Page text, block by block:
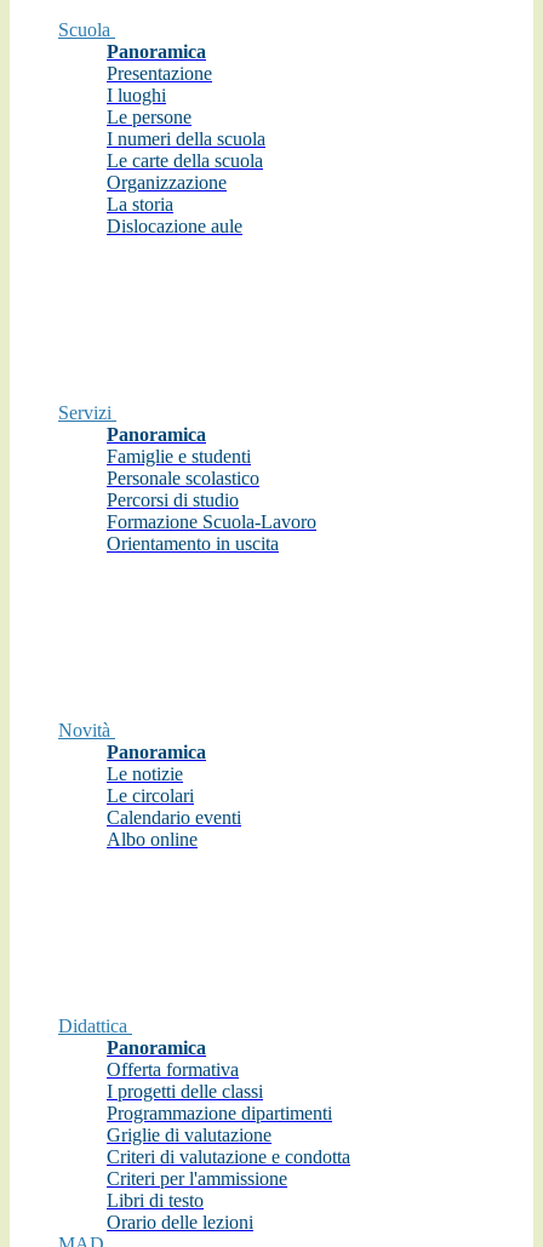
Scuola
Panoramica
Presentazione
I luoghi
Le persone
I numeri della scuola
Le carte della scuola
Organizzazione
La storia
Dislocazione aule
Servizi
Panoramica
Famiglie e studenti
Personale scolastico
Percorsi di studio
Formazione Scuola-Lavoro
Orientamento in uscita
Novità
Panoramica
Le notizie
Le circolari
Calendario eventi
Albo online
Didattica
Panoramica
Offerta formativa
I progetti delle classi
Programmazione dipartimenti
Griglie di valutazione
Criteri di valutazione e condotta
Criteri per l'ammissione
Libri di testo
Orario delle lezioni